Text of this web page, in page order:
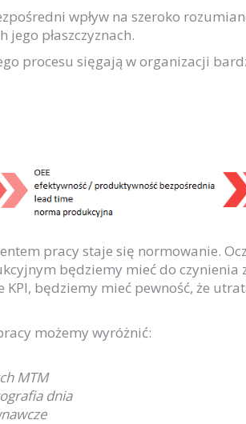
wpływ na szeroko
płaszczyznach.
procesu sięgają w organizacji
pracy staje się normowanie.
będziemy mieć do
będziemy mieć pewność, że
możemy wyróżnić:
MTM
dnia